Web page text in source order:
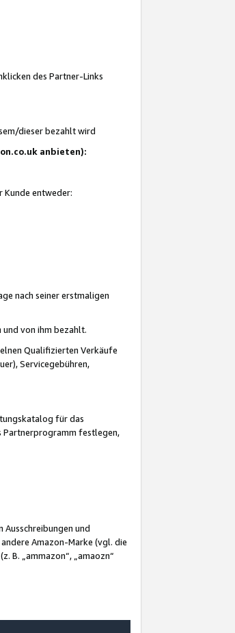
des Partner-Links
dieser bezahlt wird
anbieten):
Kunde entweder:
nach seiner erstmaligen
von ihm bezahlt.
Qualifizierten Verkäufe
Servicegebühren,
für das
Partnerprogramm festlegen,
Ausschreibungen und
Amazon-Marke (vgl. die
B. „ammazon“, „amaozn“